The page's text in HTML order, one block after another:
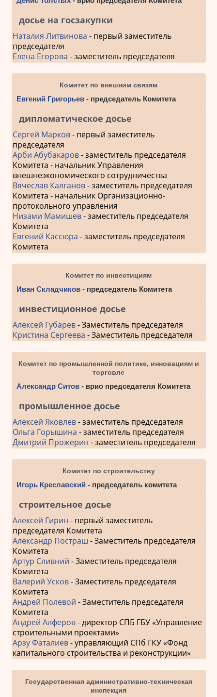
досье на госзакупки
Наталия Литвинова - первый заместитель
председателя
Елена Егорова - заместитель председателя
Комитет по внешним связям
Евгений Григорьев- председатель Комитета
дипломатическое досье
Сергей Марков- первый заместитель
председателя
Арби Абубакаров- заместитель председателя
Комитета - начальник Управления
внешнеэкономического сотрудничества
Вячеслав Калганов- заместитель председателя
Комитета - начальник Организационно-
протокольного управления
Низами Мамишев- заместитель председателя
Комитета
Евгений Кассюра - заместитель председателя
Комитета
Комитет по инвестициям
Иван Складчиков- председатель Комитета
инвестиционное досье
Алексей Губарев- Заместитель председателя
Кристина Сергеева - Заместитель председателя
Комитет по промышленной политике, инновациям и
торговле
Александр Ситов- врио председателя Комитета
промышленное досье
Алексей Яковлев- заместитель председателя
Ольга Горышина - заместитель председателя
Дмитрий Прожерин - заместитель председателя
Комитет по строительству
Игорь Креславский - председатель комитета
строительное досье
Алексей Гирин - первый заместитель
председателя Комитета
Александр Постраш - Заместитель председателя
Комитета
Артур Сливний - Заместитель председателя
Комитета
Валерий Усков- Заместитель председателя
Комитета
Андрей Полевой - Заместитель председателя
Комитета
Андрей Алферов- директор СПБ ГБУ «Управление
строительными проектами»
Арзу Фаталиев- управляющий СПб ГКУ «Фонд
капитального строительства и реконструкции»
Государственная административно-техническая
инспекция